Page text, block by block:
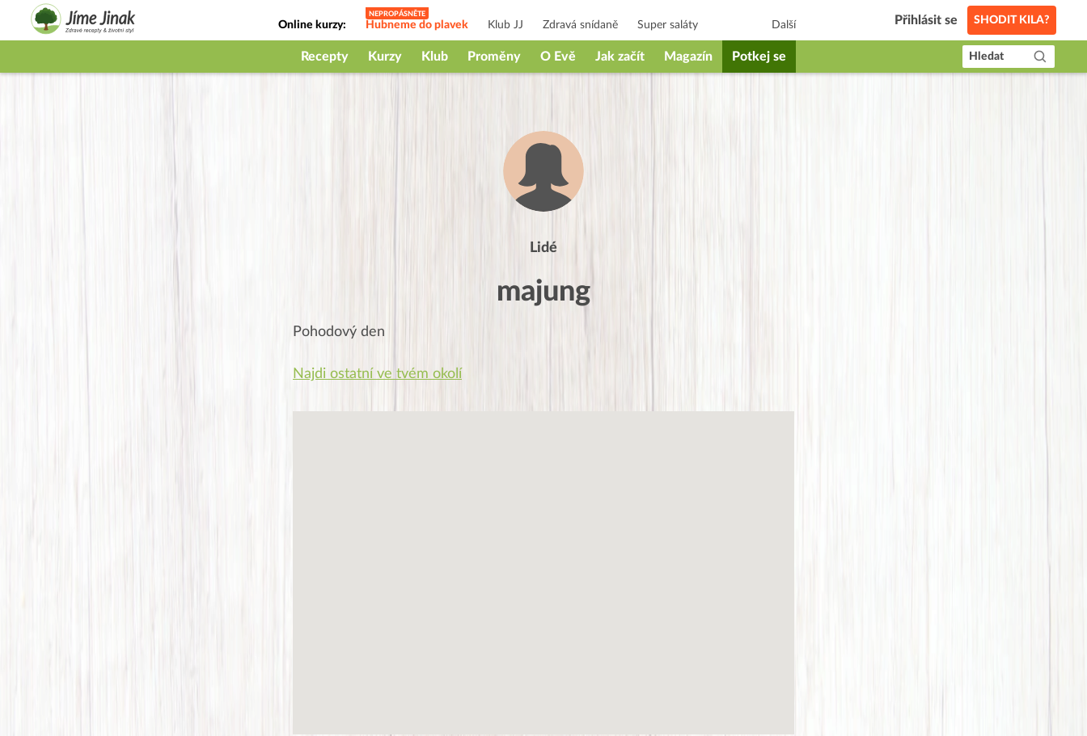
Online kurzy: Hubneme do plavek Klub JJ Zdravá snídaně Super saláty
Jak na babičky
Další Přihlásit se SHODIT KILA?
Recepty Kurzy Klub Proměny O Evě Jak začít Magazín Potkej se Hledat
Lidé
majung
Pohodový den
Najdi ostatní ve tvém okolí